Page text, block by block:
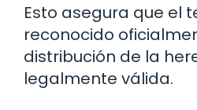
Esto asegura que el
reconocido
distribución de la
legalmente válida.